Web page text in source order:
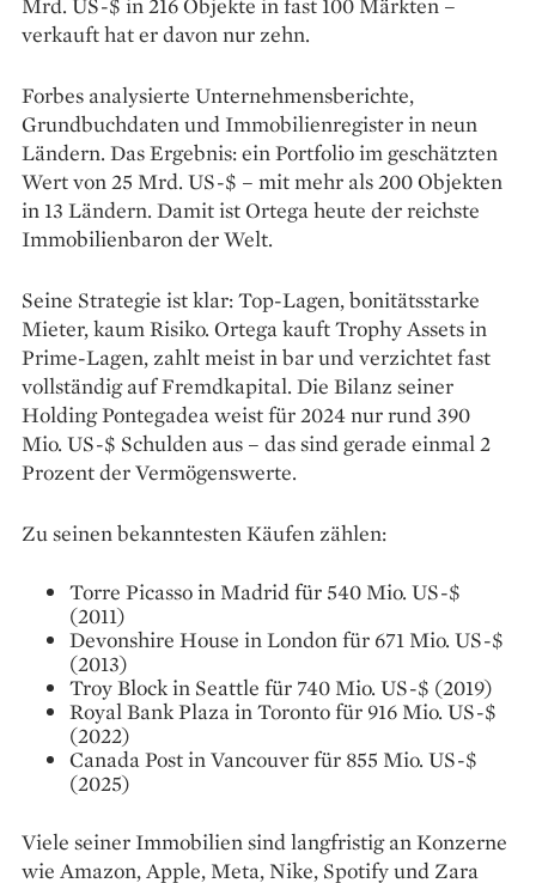
verkauft hat er davon nur zehn.
Forbes analysierte Unternehmensberichte,
Grundbuchdaten und Immobilienregister in neun
Ländern. Das Ergebnis: ein Portfolio im geschätzten
Wert von 25 Mrd. US-$ – mit mehr als 200 Objekten
in 13 Ländern. Damit ist Ortega heute der reichste
Immobilienbaron der Welt.
Seine Strategie ist klar: Top-Lagen, bonitätsstarke
Mieter, kaum Risiko. Ortega kauft Trophy Assets in
Prime-Lagen, zahlt meist in bar und verzichtet fast
vollständig auf Fremdkapital. Die Bilanz seiner
Holding Pontegadea weist für 2024 nur rund 390
Mio. US-$ Schulden aus – das sind gerade einmal 2
Prozent der Vermögenswerte.
Zu seinen bekanntesten Käufen zählen:
Torre Picasso in Madrid für 540 Mio. US-$
(2011)
Devonshire House in London für 671 Mio. US-$
(2013)
Troy Block in Seattle für 740 Mio. US-$ (2019)
Royal Bank Plaza in Toronto für 916 Mio. US-$
(2022)
Canada Post in Vancouver für 855 Mio. US-$
(2025)
Viele seiner Immobilien sind langfristig an Konzerne
wie Amazon, Apple, Meta, Nike, Spotify und Zara